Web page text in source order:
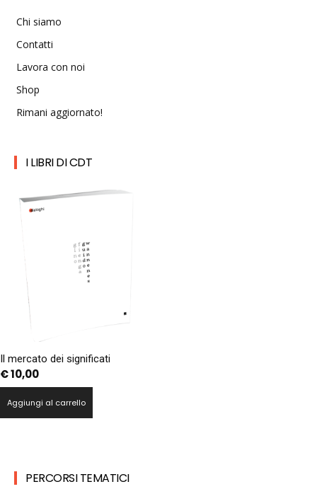
Chi siamo
Contatti
Lavora con noi
Shop
Rimani aggiornato!
I LIBRI DI CDT
Il mercato dei significati
€10,00
Aggiungi al carrello
PERCORSI TEMATICI